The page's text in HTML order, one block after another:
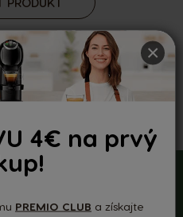
×
4€ na prvý
PREMIO CLUB a získajte